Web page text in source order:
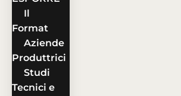
Il
Format
Aziende
Produttrici
Studi
Tecnici e